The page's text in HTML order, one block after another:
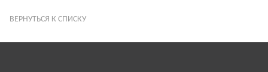
ВЕРНУТЬСЯ К СПИСКУ